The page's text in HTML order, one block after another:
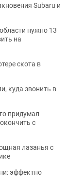
Subaru и
нужно 13
на
скота в
куда звонить в
придумал
с
лазанья с
эффектно